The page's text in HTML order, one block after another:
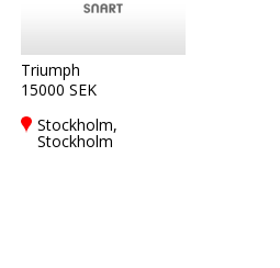
Triumph
15000 SEK
Stockholm,
Stockholm